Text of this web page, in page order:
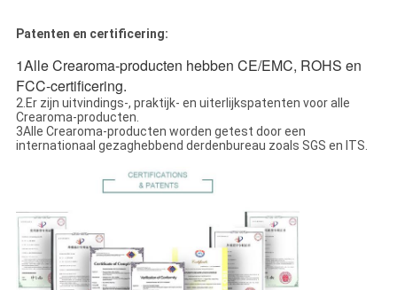
Patenten en certificering:
1Alle Crearoma-producten hebben CE/EMC, ROHS en
FCC-certificering.
2.Er zijn uitvindings-, praktijk- en uiterlijkspatenten voor alle
Crearoma-producten.
3Alle Crearoma-producten worden getest door een
internationaal gezaghebbend derdenbureau zoals SGS en ITS.